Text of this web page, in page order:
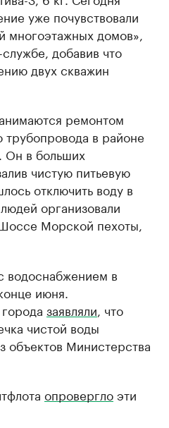
уже почувствовали
многоэтажных домов»,
добавив что
двух скважин
ремонтом
в районе
Он в больших
чистую питьевую
отключить воду в
организовали
Морской пехоты,
в
июня.
заявляли , что
чистой воды
объектов Министерства
опроверглоэти